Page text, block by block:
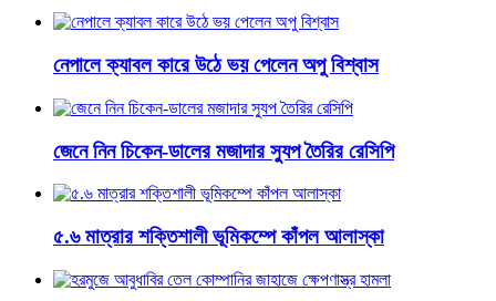
নেপালে ক্যাবল কারে উঠে ভয় পেলেন অপু বিশ্বাস
জেনে নিন চিকেন-ডালের মজাদার স্যুপ তৈরির রেসিপি
৫.৬ মাত্রার শক্তিশালী ভূমিকম্পে কাঁপল আলাস্কা